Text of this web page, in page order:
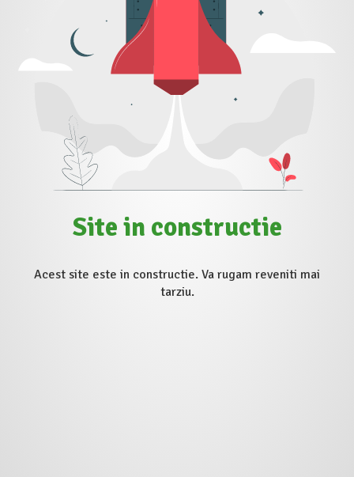
Site in constructie
Acest site este in constructie. Va rugam reveniti mai
tarziu.